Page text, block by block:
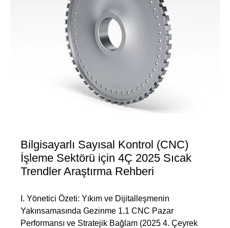
Bilgisayarlı Sayısal Kontrol (CNC)
İşleme Sektörü için 4Ç 2025 Sıcak
Trendler Araştırma Rehberi
I. Yönetici Özeti: Yıkım ve Dijitalleşmenin
Yakınsamasında Gezinme 1.1 CNC Pazar
Performansı ve Stratejik Bağlam (2025 4. Çeyrek